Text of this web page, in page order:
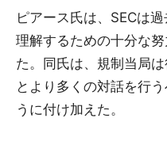
ピアース氏は、SECは
理解するための十分な
た。同氏は、規制当局
とより多くの対話を行
うに付け加えた。